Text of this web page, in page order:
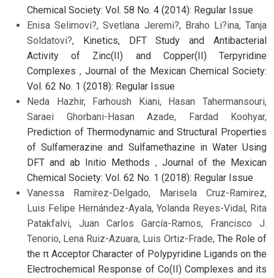
Chemical Society: Vol. 58 No. 4 (2014): Regular Issue
Enisa Selimovi?, Svetlana Jeremi?, Braho Li?ina, Tanja
Soldatovi?,
Kinetics, DFT Study and Antibacterial
Activity of Zinc(II) and Copper(II) Terpyridine
Complexes , Journal of the Mexican Chemical Society:
Vol. 62 No. 1 (2018): Regular Issue
Neda Hazhir, Farhoush Kiani, Hasan Tahermansouri,
Saraei Ghorbani-Hasan Azade, Fardad Koohyar,
Prediction of Thermodynamic and Structural Properties
of Sulfamerazine and Sulfamethazine in Water Using
DFT and ab Initio Methods , Journal of the Mexican
Chemical Society: Vol. 62 No. 1 (2018): Regular Issue
Vanessa Ramírez-Delgado, Marisela Cruz-Ramirez,
Luis Felipe Hernández-Ayala, Yolanda Reyes-Vidal, Rita
Patakfalvi, Juan Carlos García-Ramos, Francisco J.
Tenorio, Lena Ruiz-Azuara, Luis Ortiz-Frade, The Role of
the π Acceptor Character of Polypyridine Ligands on the
Electrochemical Response of Co(II) Complexes and its